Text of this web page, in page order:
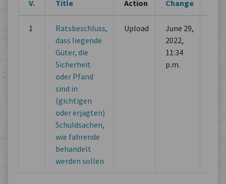
V. Title Action
Change
1
Ratsbeschluss,
dass liegende
Güter, die
Sicherheit
oder Pfand
sind in
(gichtigen
oder erjagten)
Schuldsachen,
wie fahrende
behandelt
werden sollen
Upload
June 29,
2022,
11:34
p.m.